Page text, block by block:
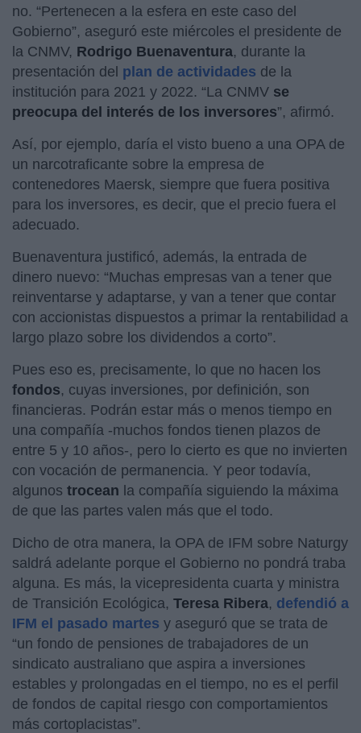
no. “Pertenecen a la esfera en este caso del
Gobierno”, aseguró este miércoles el presidente de
la CNMV, Rodrigo Buenaventura, durante la
presentación del plan de actividades de la
institución para 2021 y 2022. “La CNMV se
preocupa del interés de los inversores”, afirmó.
Así, por ejemplo, daría el visto bueno a una OPA de
un narcotraficante sobre la empresa de
contenedores Maersk, siempre que fuera positiva
para los inversores, es decir, que el precio fuera el
adecuado.
Buenaventura justificó, además, la entrada de
dinero nuevo: “Muchas empresas van a tener que
reinventarse y adaptarse, y van a tener que contar
con accionistas dispuestos a primar la rentabilidad a
largo plazo sobre los dividendos a corto”.
Pues eso es, precisamente, lo que no hacen los
fondos, cuyas inversiones, por definición, son
financieras. Podrán estar más o menos tiempo en
una compañía -muchos fondos tienen plazos de
entre 5 y 10 años-, pero lo cierto es que no invierten
con vocación de permanencia. Y peor todavía,
algunos trocean la compañía siguiendo la máxima
de que las partes valen más que el todo.
Dicho de otra manera, la OPA de IFM sobre Naturgy
saldrá adelante porque el Gobierno no pondrá traba
alguna. Es más, la vicepresidenta cuarta y ministra
de Transición Ecológica, Teresa Ribera, defendió a
IFM el pasado martes y aseguró que se trata de
“un fondo de pensiones de trabajadores de un
sindicato australiano que aspira a inversiones
estables y prolongadas en el tiempo, no es el perfil
de fondos de capital riesgo con comportamientos
más cortoplacistas”.